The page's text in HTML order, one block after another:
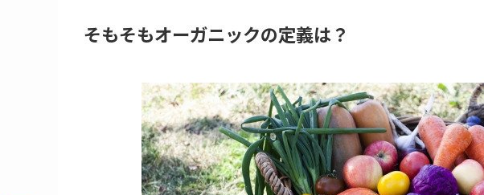
そもそもオーガニックの定義は？